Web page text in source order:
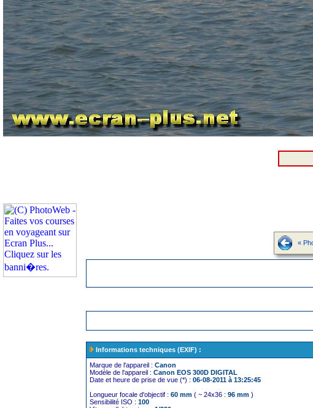
«
Informations techniques (EXIF) :
Marque de l'appareil : Canon
Modèle de l'appareil : Canon EOS 300D DIGITAL
Date et heure de prise de vue (*) : 06-08-2011 à 13:25:45
Longueur focale d'objectif : 60 mm ( ~ 24x36 : 96 mm )
Sensibilité ISO : 100